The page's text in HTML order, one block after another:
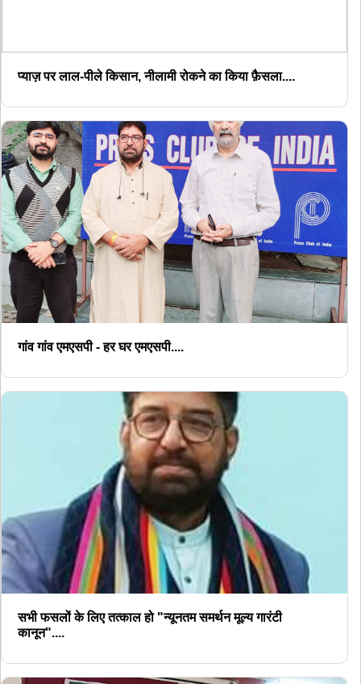
प्याज़ पर लाल-पीले किसान, नीलामी रोकने का किया फ़ैसला....
गांव गांव एमएसपी - हर घर एमएसपी....
सभी फसलों के लिए तत्काल हो "न्यूनतम समर्थन मूल्य गारंटी
कानून"....